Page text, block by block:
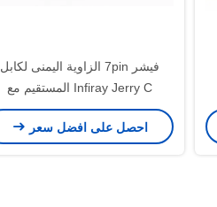
فيشر 7pin الزاوية اليمنى لكابل
Infiray Jerry C المستقيم مع
Overmold لأنظمة BNVD
احصل على افضل سعر